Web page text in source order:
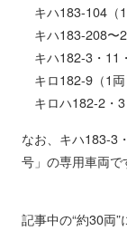
キハ183-104（1
キハ183-208〜
キハ182-3・11
キロ182-9（1両
キロハ182-2・3
なお、キハ183-3
号」の専用車両で
記事中の“約30両